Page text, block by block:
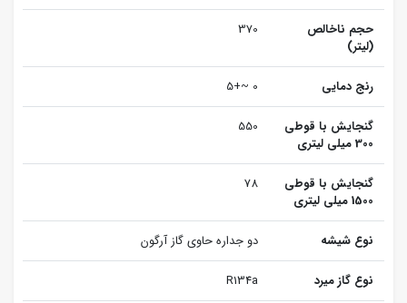
حجم ناخالص
(لیتر)
370
رنج دمایی 0 ~+5
گنجایش با قوطی
300 میلی لیتری
550
گنجایش با قوطی
1500 میلی لیتری
78
نوع شیشه دو جداره حاوی گاز آرگون
نوع گاز میرد R134a